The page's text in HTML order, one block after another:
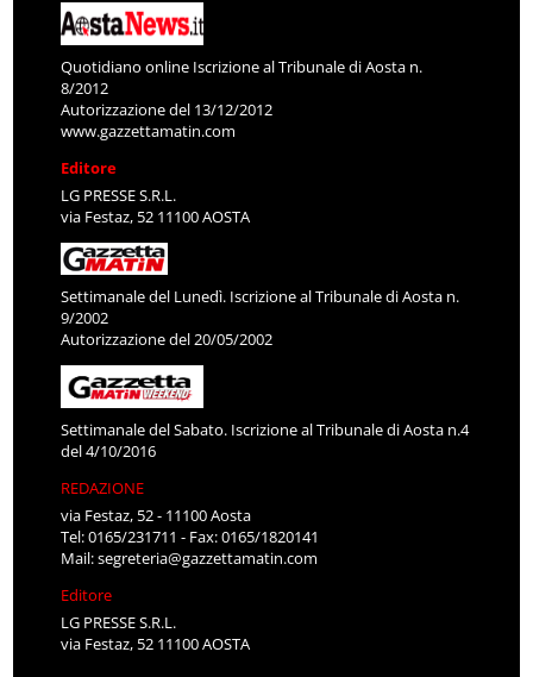
Quotidiano online Iscrizione al Tribunale di Aosta n.
8/2012
Autorizzazione del 13/12/2012
www.gazzettamatin.com
Editore
LG PRESSE S.R.L.
via Festaz, 52 11100 AOSTA
Settimanale del Lunedì. Iscrizione al Tribunale di Aosta n.
9/2002
Autorizzazione del 20/05/2002
Settimanale del Sabato. Iscrizione al Tribunale di Aosta n.4
del 4/10/2016
REDAZIONE
via Festaz, 52 - 11100 Aosta
Tel: 0165/231711 - Fax: 0165/1820141
Mail:segreteria@gazzettamatin.com
Editore
LG PRESSE S.R.L.
via Festaz, 52 11100 AOSTA